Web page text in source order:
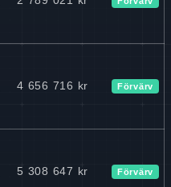
4 656 716 kr Förvärv
5 308 647 kr Förvärv